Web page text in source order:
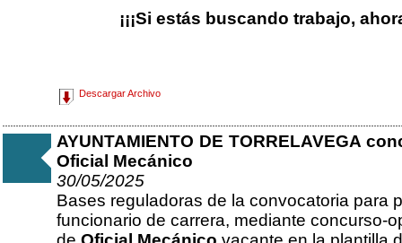
¡¡¡Si estás buscando trabajo,
Descargar Archivo
AYUNTAMIENTO DE TORRELAVEGA
Oficial Mecánico
30/05/2025
Bases reguladoras de la convocatoria para
funcionario de carrera, mediante concurso-